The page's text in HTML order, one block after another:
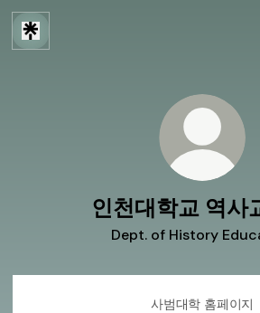
인천대학교 역사
Dept. of History
사범대학 홈페이지